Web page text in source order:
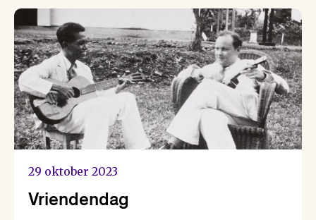
29 oktober 2023
Vriendendag
Meld je aan
voor de nieuwsbrief
Opent in een nieuw tabblad